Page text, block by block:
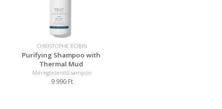
CHRISTOPHE ROBIN
Purifying Shampoo with
Thermal Mud
Méregtelenítő sampon
9 990 Ft